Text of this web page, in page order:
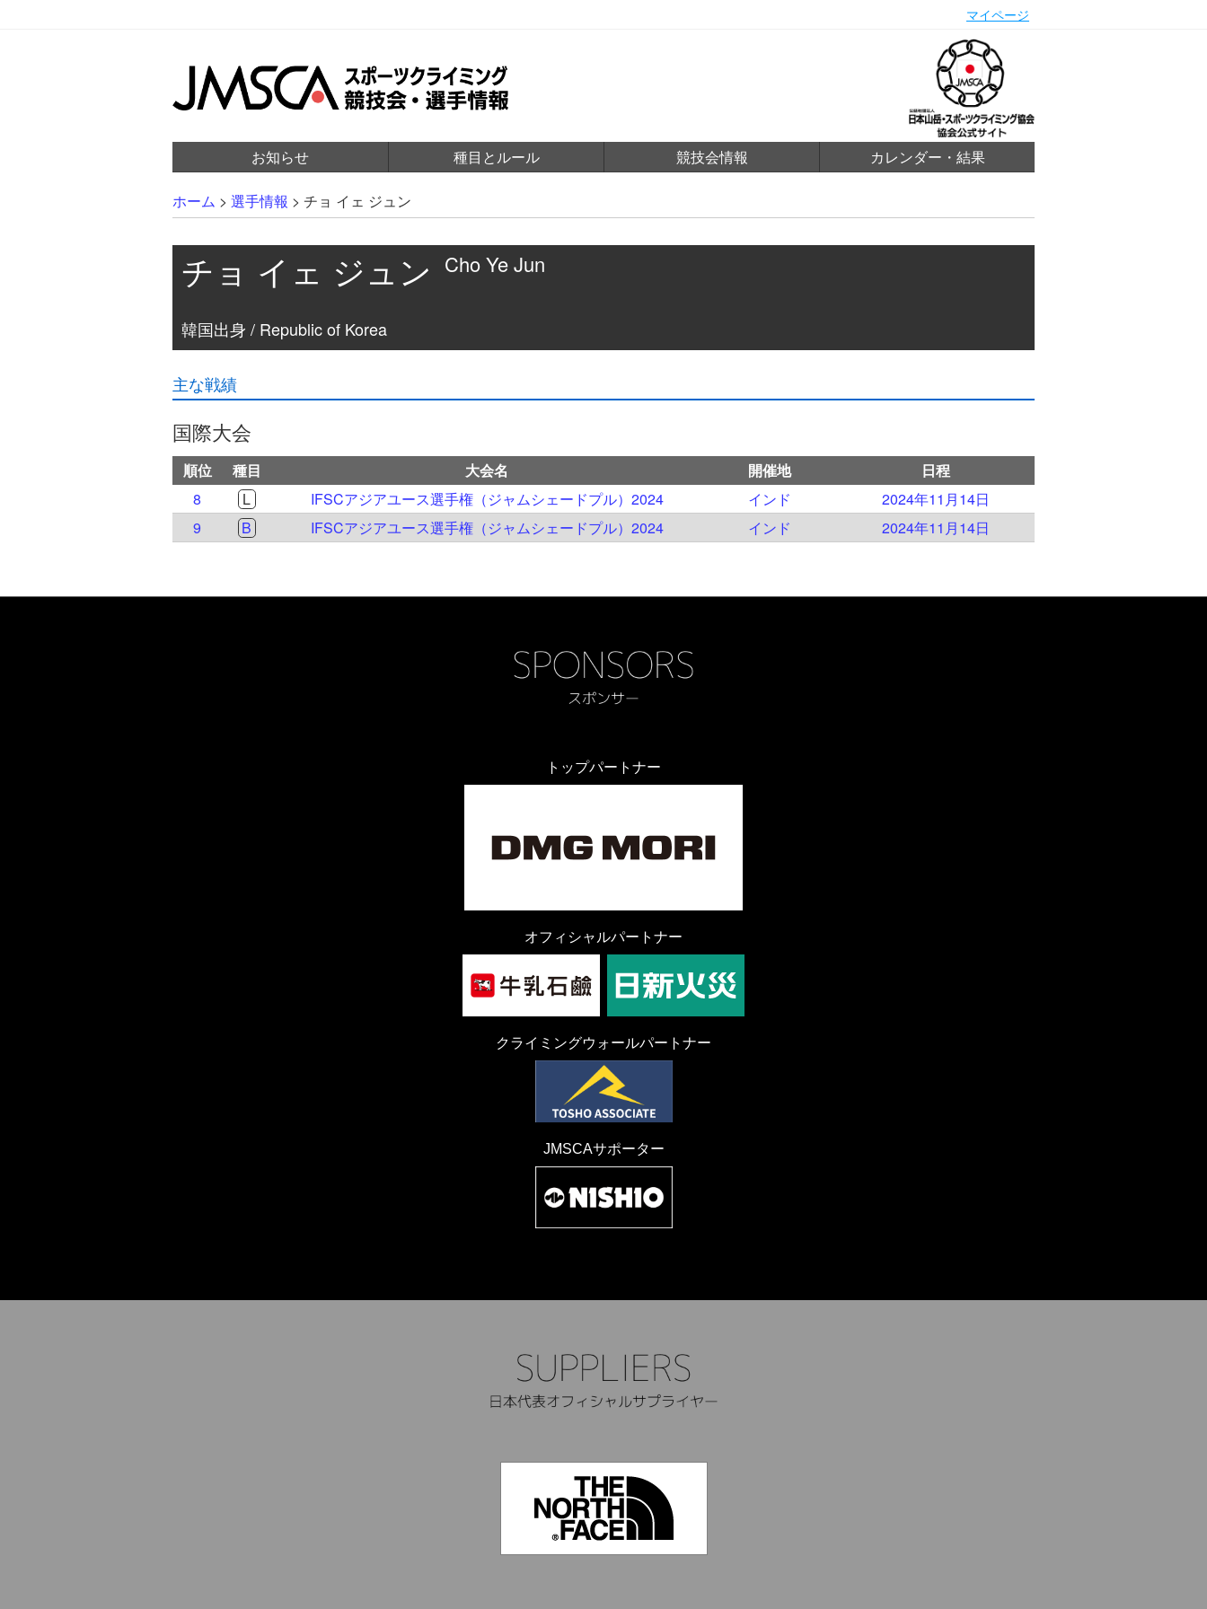
マイページ
お知らせ 種目とルール 競技会情報 カレンダー・結果
ホーム > 選手情報 > チョ イェ ジュン
チョ イェ ジュン Cho Ye Jun
韓国出身 / Republic of Korea
主な戦績
国際大会
順位 種目 大会名 開催地
日程
8
L IFSCアジアユース選手権（ジャムシェードプル）2024 インド
2024年11月14日
9
B IFSCアジアユース選手権（ジャムシェードプル）2024 インド 2024年11月14日
トップパートナー
オフィシャルパートナー
クライミングウォールパートナー
JMSCAサポーター